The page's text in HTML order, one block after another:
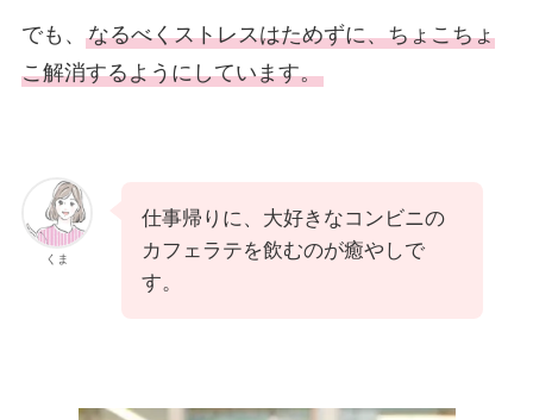
でも、 なるべくストレスはためずに、ちょこちょ
こ解消するようにしています。
くま
仕事帰りに、大好きなコンビニの
カフェラテを飲むのが癒やしで
す。